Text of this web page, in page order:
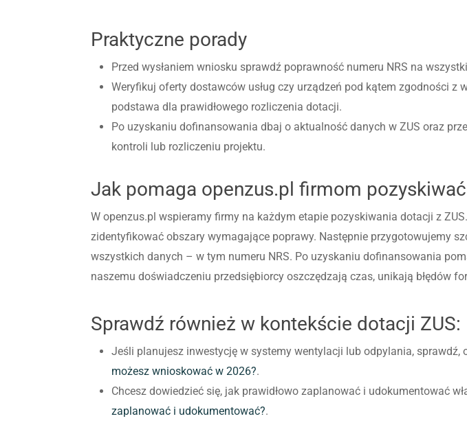
Praktyczne porady
Przed wysłaniem wniosku sprawdź poprawność numeru NRS na
Weryfikuj oferty dostawców usług czy urządzeń pod kątem zgodności
podstawa dla prawidłowego rozliczenia dotacji.
Po uzyskaniu dofinansowania dbaj o aktualność danych w ZUS oraz
kontroli lub rozliczeniu projektu.
Jak pomaga openzus.pl firmom
W openzus.pl wspieramy firmy na każdym etapie pozyskiwania dotacji z
zidentyfikować obszary wymagające poprawy. Następnie przygotowujemy
wszystkich danych – w tym numeru NRS. Po uzyskaniu dofinansowania
naszemu doświadczeniu przedsiębiorcy oszczędzają czas, unikają błędów
Sprawdź również w kontekście dotacji ZUS:
Jeśli planujesz inwestycję w systemy wentylacji lub odpylania, sprawdź,
możesz wnioskować w 2026?.
Chcesz dowiedzieć się, jak prawidłowo zaplanować i udokumentować
zaplanować i udokumentować?.